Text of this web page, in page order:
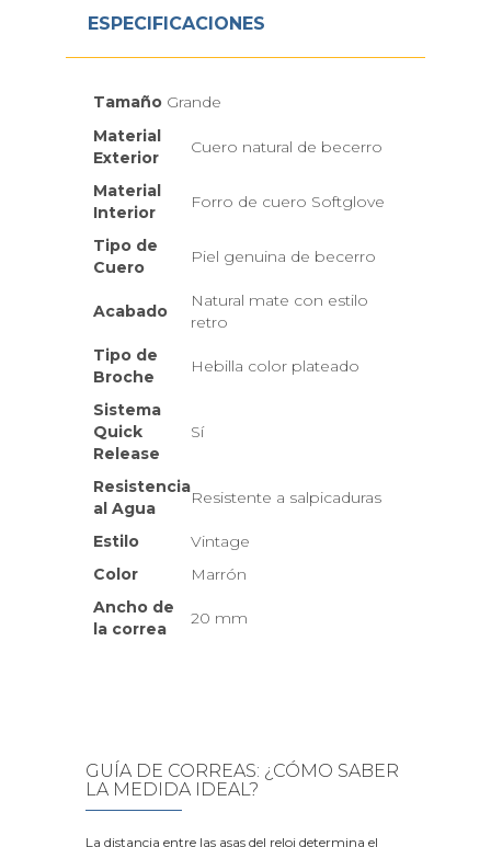
ESPECIFICACIONES
Tamaño Grande
Material
Exterior
Cuero natural de becerro
Material
Interior
Forro de cuero Softglove
Tipo de
Cuero
Piel genuina de becerro
Acabado
Natural mate con estilo
retro
Tipo de
Broche
Hebilla color plateado
Sistema
Quick
Release
Sí
Resistencia
al Agua
Resistente a salpicaduras
Estilo
Vintage
Color
Marrón
Ancho de
la correa
20 mm
GUÍA DE CORREAS: ¿CÓMO SABER
LA MEDIDA IDEAL?
La distancia entre las asas del reloj determina el